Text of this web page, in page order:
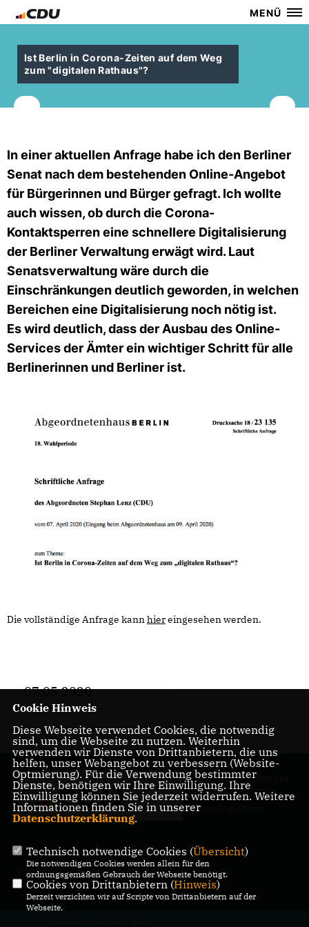
MENÜ
Ist Berlin in Corona-Zeiten auf dem Weg
zum "digitalen Rathaus"?
In einer aktuellen Anfrage habe ich den Berliner
Senat nach dem bestehenden Online-Angebot
für Bürgerinnen und Bürger gefragt. Ich wollte
auch wissen, ob durch die Corona-
Kontaktsperren eine schnellere Digitalisierung
der Berliner Verwaltung erwägt wird. Laut
Senatsverwaltung wäre durch die
Einschränkungen deutlich geworden, in welchen
Bereichen eine Digitalisierung noch nötig ist.
Es wird deutlich, dass der Ausbau des Online-
Services der Ämter ein wichtiger Schritt für alle
Berlinerinnen und Berliner ist.
Die vollständige Anfrage kannhiereingesehen werden.
07.05.2020
Der Abgeordnete des
Pankower Wahlkreis
6 stellt sich vor.
IMPRESSUM DATENSCHUTZ KONTAKT
Cookie Hinweis
Diese Webseite verwendet Cookies, die notwendig
sind, um die Webseite zu nutzen. Weiterhin
verwenden wir Dienste von Drittanbietern, die uns
helfen, unser Webangebot zu verbessern (Website-
Optmierung). Für die Verwendung bestimmter
Dienste, benötigen wir Ihre Einwilligung. Ihre
Einwilligung können Sie jederzeit widerrufen. Weitere
Informationen finden Sie in unserer
Datenschutzerklärung.
Technisch notwendige Cookies (Übersicht)
Die notwendigen Cookies werden allein für den
ordnungsgemäßen Gebrauch der Webseite benötigt.
Cookies von Drittanbietern (Hinweis)
Derzeit verzichten wir auf Scripte von Drittanbietern auf der
Webseite.